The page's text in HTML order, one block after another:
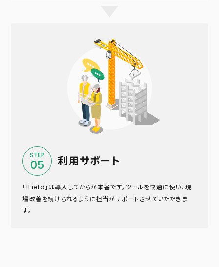
STEP
05 利用サポート
「iField」は導入してからが本番です。ツールを快適に使い、現
場改善を続けられるように担当がサポートさせていただきま
す。